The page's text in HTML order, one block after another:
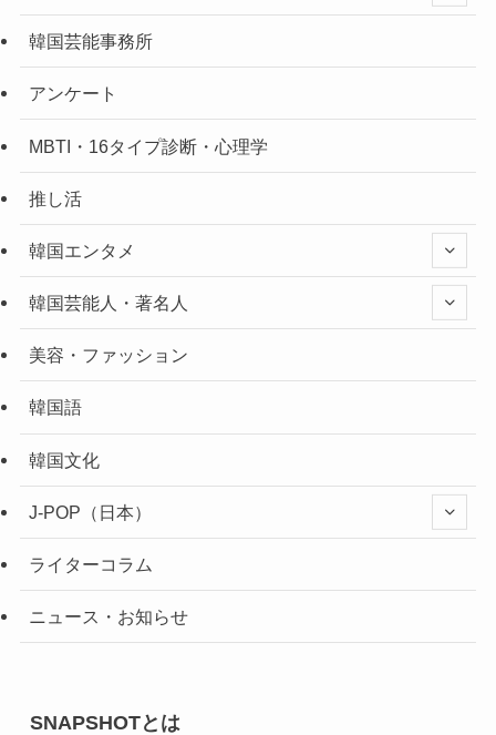
韓国芸能事務所
アンケート
MBTI・16タイプ診断・心理学
推し活
韓国エンタメ
韓国芸能人・著名人
美容・ファッション
韓国語
韓国文化
J-POP（日本）
ライターコラム
ニュース・お知らせ
SNAPSHOTとは